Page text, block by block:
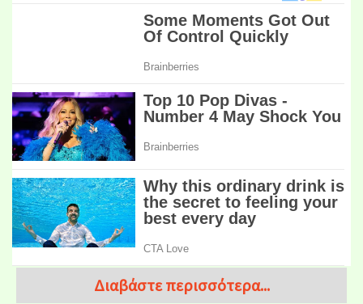
Διαβάστε περισσότερα...